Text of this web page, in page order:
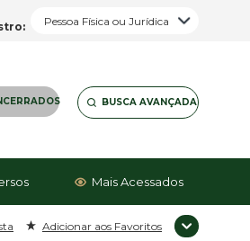
BUSCA AVANÇADA
Mais Acessados
Adicionar aos Favoritos